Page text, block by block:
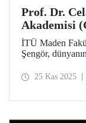
Prof. Dr.
Akademisi
İTÜ Maden
Şengör,
25 Kas 2025